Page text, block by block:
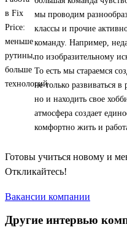
мы проводим
классы и прочие
команду. Например,
по изобразительному
То есть мы стараемся
не только развиваться
но и находить свое
атмосфера создает
комфортно жить и
Готовы учиться новому и
Откликайтесь!
Вакансии компании
Другие интервью